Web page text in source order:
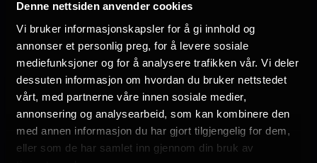
Denne nettsiden anvender cookies
Vi bruker informasjonskapsler for å gi innhold og
annonser et personlig preg, for å levere sosiale
mediefunksjoner og for å analysere trafikken vår. Vi deler
dessuten informasjon om hvordan du bruker nettstedet
vårt, med partnerne våre innen sosiale medier,
annonsering og analysearbeid, som kan kombinere den
med annen informasjon du har gjort tilgjengelig for dem,
eller som de har samlet inn gjennom din bruk av
Roll
Klikk på et ikon for å se effekten.
Roll Pitch Heave Fog Bubbles Face Air